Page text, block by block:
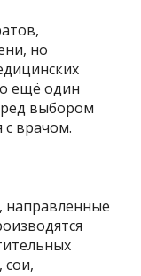
но
ещё один
выбором
с врачом.
сои,